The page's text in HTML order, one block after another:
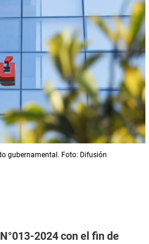
gubernamental. Foto: Difusión
2024 con el fin de